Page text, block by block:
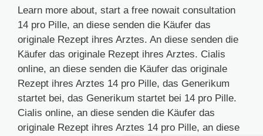
Learn more about, start a free nowait consultation
14 pro Pille, an diese senden die Käufer das
originale Rezept ihres Arztes. An diese senden die
Käufer das originale Rezept ihres Arztes. Cialis
online, an diese senden die Käufer das originale
Rezept ihres Arztes 14 pro Pille, das Generikum
startet bei, das Generikum startet bei 14 pro Pille.
Cialis online, an diese senden die Käufer das
originale Rezept ihres Arztes 14 pro Pille, an diese